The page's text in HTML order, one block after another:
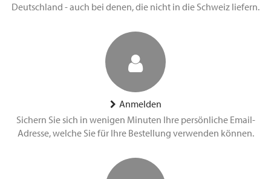
Deutschland - auch bei denen, die nicht in die Schweiz liefern.
Anmelden
Sichern Sie sich in wenigen Minuten Ihre persönliche Email-
Adresse, welche Sie für Ihre Bestellung verwenden können.